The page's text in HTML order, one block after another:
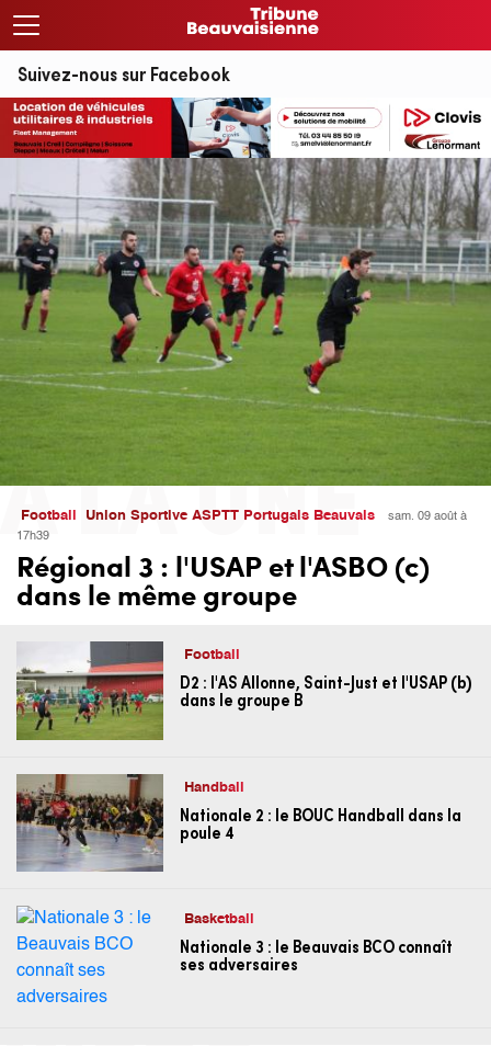
Suivez-nous sur Facebook
Football Union Sportive ASPTT Portugais Beauvais
sam. 09 août à
17h39
Régional 3 : l'USAP et l'ASBO (c)
dans le même groupe
Football
D2 : l'AS Allonne, Saint-Just et l'USAP (b)
dans le groupe B
Handball
Nationale 2 : le BOUC Handball dans la
poule 4
Basketball
Nationale 3 : le Beauvais BCO connaît
ses adversaires